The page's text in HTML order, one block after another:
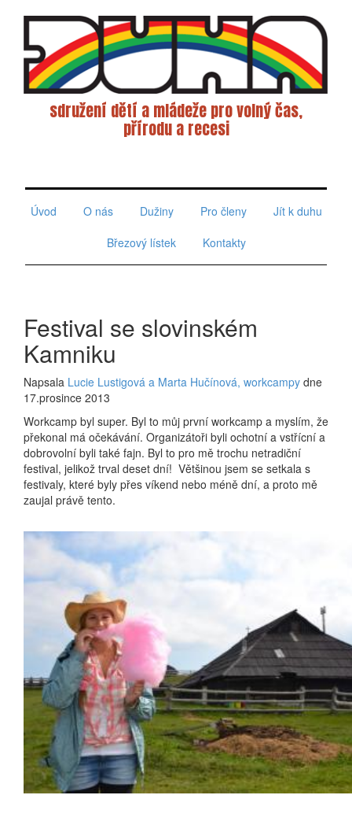
sdružení dětí a mládeže pro volný čas,
přírodu a recesi
Úvod
O nás Dužiny Pro členy
Jít k duhu
Březový lístek
Kontakty
Festival se slovinském
Kamniku
Napsala Lucie Lustigová a Marta Hučínová, workcampy dne
17.prosince 2013
Workcamp byl super. Byl to můj první workcamp a myslím, že
překonal má očekávání. Organizátoři byli ochotní a vstřícní a
dobrovolní byli také fajn. Byl to pro mě trochu netradiční
festival, jelikož trval deset dní! Většinou jsem se setkala s
festivaly, které byly přes víkend nebo méně dní, a proto mě
zaujal právě tento.